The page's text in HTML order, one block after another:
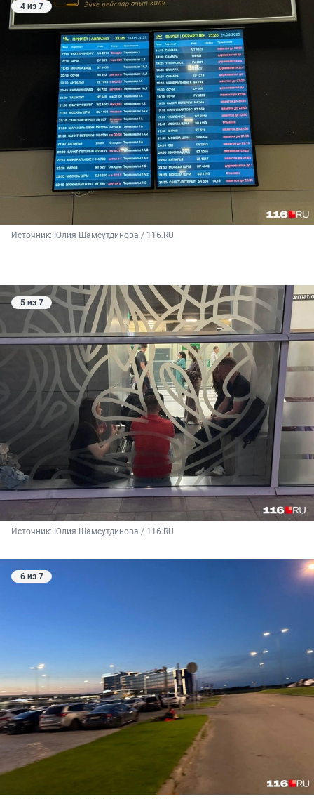
4 из 7
Источник: Юлия Шамсутдинова / 116.RU
5 из 7
Источник: Юлия Шамсутдинова / 116.RU
6 из 7